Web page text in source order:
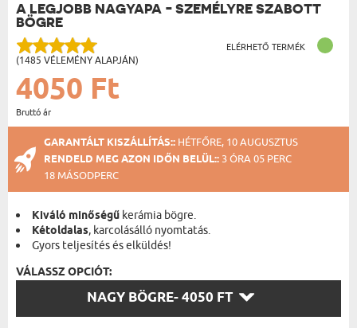
A LEGJOBB NAGYAPA - SZEMÉLYRE SZABOTT
BÖGRE
(1485 VÉLEMÉNY ALAPJÁN)
ELÉRHETŐ TERMÉK
4050 Ft
Bruttó ár
GARANTÁLT KISZÁLLÍTÁS:: HÉTFŐRE, 10 AUGUSZTUS
RENDELD MEG AZON IDŐN BELÜL:: 3 ÓRA 05 PERC
18 MÁSODPERC
Kiváló minőségű kerámia bögre.
Kétoldalas, karcolásálló nyomtatás.
Gyors teljesítés és elküldés!
VÁLASSZ OPCIÓT:
NAGY BÖGRE- 4050 FT